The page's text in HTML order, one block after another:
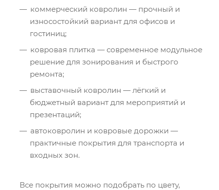
коммерческий ковролин — прочный и
износостойкий вариант для офисов и
гостиниц;
ковровая плитка — современное модульное
решение для зонирования и быстрого
ремонта;
выставочный ковролин — лёгкий и
бюджетный вариант для мероприятий и
презентаций;
автоковролин и ковровые дорожки —
практичные покрытия для транспорта и
входных зон.
Все покрытия можно подобрать по цвету,